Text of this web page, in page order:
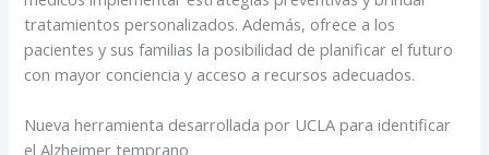
tratamientos personalizados. Además, ofrece a los
pacientes y sus familias la posibilidad de planificar el futuro
con mayor conciencia y acceso a recursos adecuados.
Nueva herramienta desarrollada por UCLA para identificar
el Alzheimer temprano